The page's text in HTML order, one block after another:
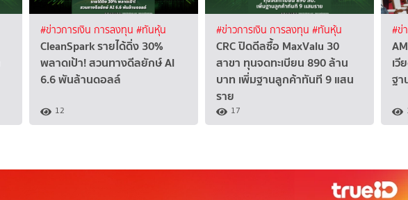
#ข่าวการเงิน การลงทุน #ทันหุ้น
CleanSpark รายได้ดิ่ง 30%
พลาดเป้า! สวนทางดีลยักษ์ AI
6.6 พันล้านดอลล์
12
#ข่าวการเงิน การลงทุน #ทันหุ้น
CRC ปิดดีลซื้อ MaxValu 30
สาขา ทุนจดทะเบียน 890 ล้าน
บาท เพิ่มฐานลูกค้าทันที 9 แสน
ราย
17
#ข่
เ
ฐ